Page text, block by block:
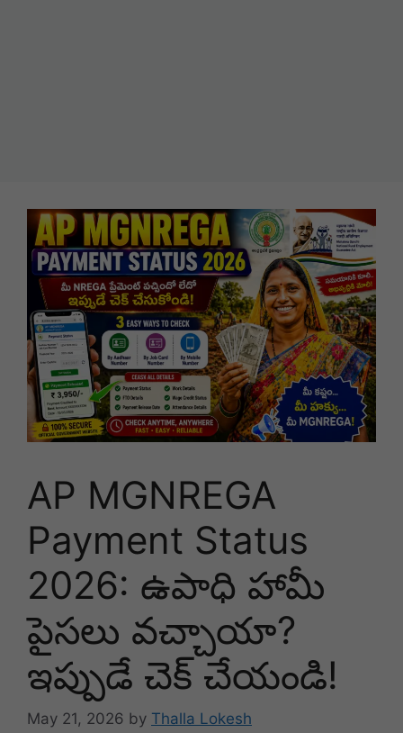
AP MGNREGA
Payment Status
2026: ఉపాధి హామీ
పైసలు వచ్చాయా?
ఇప్పుడే చెక్ చేయండి!
May 21, 2026 by Thalla Lokesh